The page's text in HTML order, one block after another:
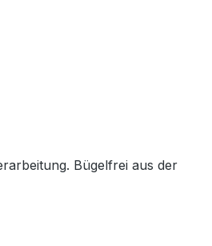
Bügelfrei aus der